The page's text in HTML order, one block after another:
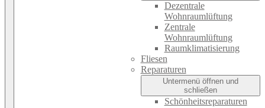
Dezentrale
Wohnraumlüftung
Zentrale
Wohnraumlüftung
Raumklimatisierung
Fliesen
Reparaturen
Untermenü öffnen und
schließen
Schönheitsreparaturen